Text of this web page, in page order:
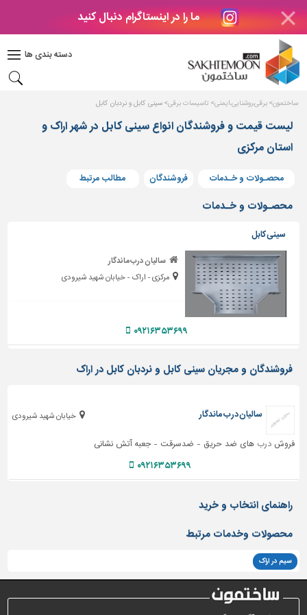
ما را در اینستاگرام دنبال کنید
دسته بندی ها
دکوراسیون
بتن
های
بتنی
درب
پنجره
مصالح
پله،
نرده
و
حفاظ
دیوارپوش،
سرویس
ابزار،یراق
ماشین
محوطه
سازی
نما
ساخت
و
ساز
ساختمون برقی،روشنایی،ایمنی تاسیسات برقی سینی کابل و نردبان کابل
لیست قیمت و فروشندگان انواع سینی کابل در شهر اراک و
استان مرکزی
محصـولات و خـدمات فروشندگان مطالب مرتبط
محصـولات و خـدمات
سینی کابل
سالیان درب ماندگار
مرکزی - اراک - خیابان شهید شیرودی
۰۹۲۱۶۳۵۳۶۹۹
فروشندگان و مجریان سینی کابل و نردبان کابل در اراک
خیابان شهید شیرودی سالیان درب ماندگار
فروشدرب های ضد حریق - ضدسرقت - جعبه آتش نشانی
۰۹۲۱۶۳۵۳۶۹۹
راهنمای انتخاب و خرید
محصولات وخدمات مرتبط
سیم در اراک